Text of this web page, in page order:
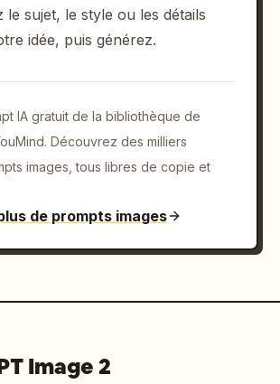
en métal",
le sujet, le style ou les détails
idée, puis générez.
IA gratuit de la bibliothèque de
Découvrez des milliers
images, tous libres de copie et
de prompts images
Image 2